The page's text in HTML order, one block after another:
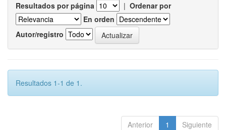
Resultados por página | Ordenar por
En orden
Autor/registro
Resultados 1-1 de 1.
Anterior 1 Siguiente